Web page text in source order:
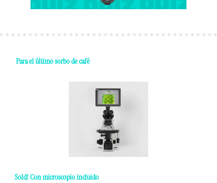
Para el último sorbo de café
Sold! Con microscopio incluido